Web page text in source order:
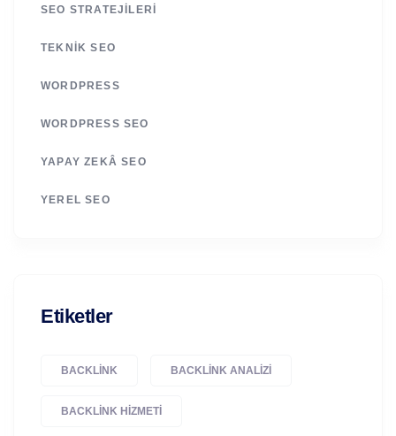
SEO STRATEJILERI
TEKNIK SEO
WORDPRESS
WORDPRESS SEO
YAPAY ZEKÂ SEO
YEREL SEO
Etiketler
BACKLINK BACKLINK ANALIZI
BACKLINK HIZMETI